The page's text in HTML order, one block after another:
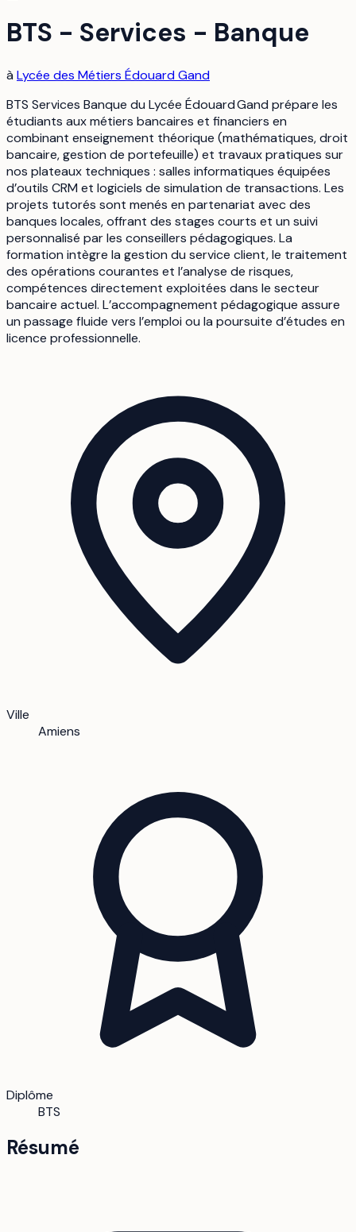
BTS - Services - Banque
à Lycée des Métiers Édouard Gand
BTS Services Banque du Lycée Édouard Gand prépare les
étudiants aux métiers bancaires et financiers en
combinant enseignement théorique (mathématiques, droit
bancaire, gestion de portefeuille) et travaux pratiques sur
nos plateaux techniques : salles informatiques équipées
d’outils CRM et logiciels de simulation de transactions. Les
projets tutorés sont menés en partenariat avec des
banques locales, offrant des stages courts et un suivi
personnalisé par les conseillers pédagogiques. La
formation intègre la gestion du service client, le traitement
des opérations courantes et l’analyse de risques,
compétences directement exploitées dans le secteur
bancaire actuel. L’accompagnement pédagogique assure
un passage fluide vers l’emploi ou la poursuite d’études en
licence professionnelle.
Ville
Amiens
Diplôme
BTS
Résumé